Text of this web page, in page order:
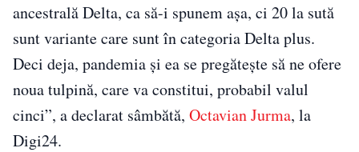
ancestrală Delta, ca să-i spunem aşa, ci 20 la sută
sunt variante care sunt în categoria Delta plus.
Deci deja, pandemia şi ea se pregăteşte să ne ofere
noua tulpină, care va constitui, probabil valul
cinci”, a declarat sâmbătă, Octavian Jurma, la
Digi24.